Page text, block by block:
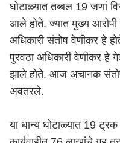
घोटाळ्यात तब्बल 19 जणां
आले होते. ज्यात मुख्य आरोपी
अधिकारी संतोष वेणीकर हे
पुरवठा अधिकारी वेणीकर हे
झाले होते. आज अचानक संतोष
अवतरले.
या धान्य घोटाळ्यात 19